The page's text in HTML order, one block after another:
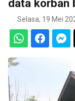
data korban
Selasa, 19 Mei